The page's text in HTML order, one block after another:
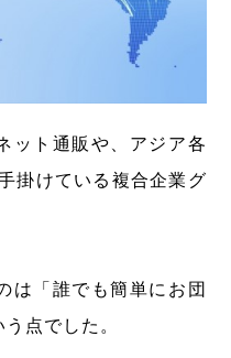
ット通販や、アジア各
掛けている複合企業グ
は「誰でも簡単にお団
点でした。